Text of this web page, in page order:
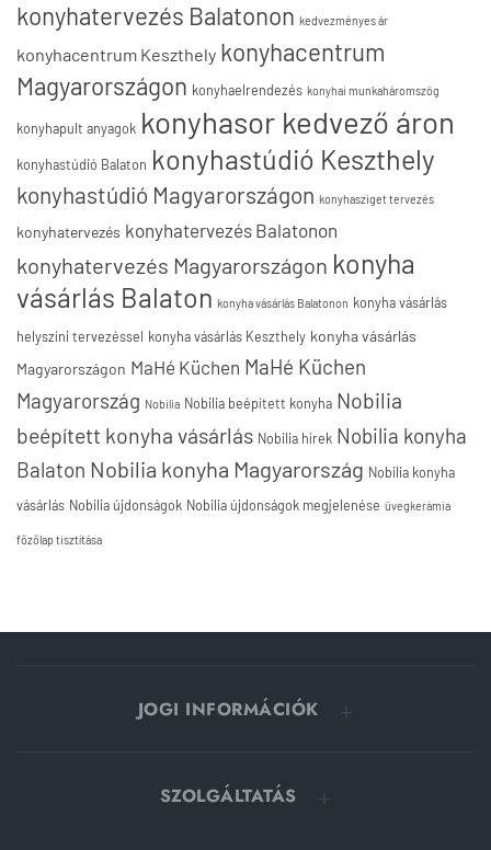
konyhatervezés Balatonon kedvezményes ár
konyhacentrum Keszthely konyhacentrum
Magyarországon konyhaelrendezés konyhai munkaháromszög
konyhapult anyagok konyhasor kedvező áron
konyhastúdió Balaton konyhastúdió Keszthely
konyhastúdió Magyarországon konyhasziget tervezés
konyhatervezés konyhatervezés Balatonon
konyhatervezés Magyarországon konyha
vásárlás Balaton konyha vásárlás Balatonon konyha vásárlás
helyszíni tervezéssel konyha vásárlás Keszthely konyha vásárlás
Magyarországon MaHé Küchen MaHé Küchen
Magyarország Nobilia Nobilia beépített konyha Nobilia
beépített konyha vásárlás Nobilia hírek Nobilia konyha
Balaton Nobilia konyha Magyarország Nobilia konyha
vásárlás Nobilia újdonságok Nobilia újdonságok megjelenése üvegkerámia
főzőlap tisztítása
JOGI INFORMÁCIÓK
SZOLGÁLTATÁS